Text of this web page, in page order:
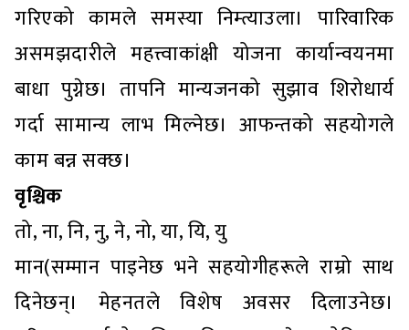
गरिएको कामले समस्या निम्त्याउला। पारिवारिक
असमझदारीले महत्त्वाकांक्षी योजना कार्यान्वयनमा
बाधा पुग्नेछ। तापनि मान्यजनको सुझाव शिरोधार्य
गर्दा सामान्य लाभ मिल्नेछ। आफन्तको सहयोगले
काम बन्न सक्छ।
वृश्चिक
तो, ना, नि, नु, ने, नो, या, यि, यु
मान(सम्मान पाइनेछ भने सहयोगीहरूले राम्रो साथ
दिनेछन्। मेहनतले विशेष अवसर दिलाउनेछ।